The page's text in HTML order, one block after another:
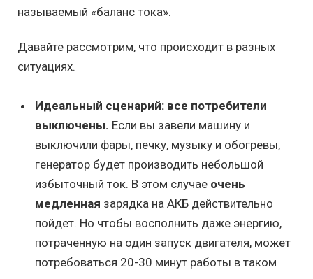
называемый «баланс тока».
Давайте рассмотрим, что происходит в разных
ситуациях.
Идеальный сценарий: все потребители
выключены. Если вы завели машину и
выключили фары, печку, музыку и обогревы,
генератор будет производить небольшой
избыточный ток. В этом случае очень
медленная зарядка на АКБ действительно
пойдет. Но чтобы восполнить даже энергию,
потраченную на один запуск двигателя, может
потребоваться 20-30 минут работы в таком